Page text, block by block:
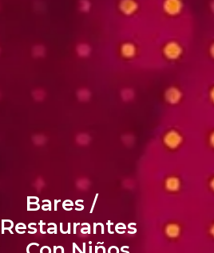
Bares /
Restaurantes